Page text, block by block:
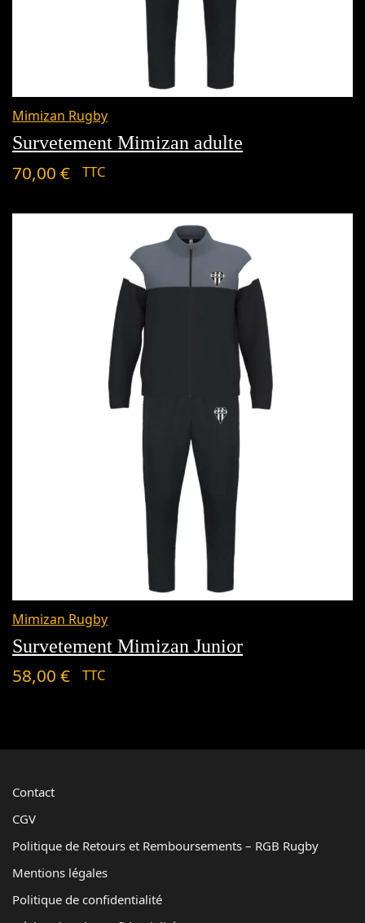
Mimizan Rugby
Survetement Mimizan adulte
70,00 € TTC
Mimizan Rugby
Survetement Mimizan Junior
58,00 € TTC
Contact
CGV
Politique de Retours et Remboursements – RGB Rugby
Mentions légales
Politique de confidentialité